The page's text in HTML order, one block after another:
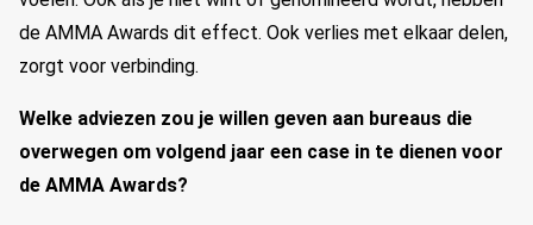
de AMMA Awards dit effect. Ook verlies met elkaar delen,
zorgt voor verbinding.
Welke adviezen zou je willen geven aan bureaus die
overwegen om volgend jaar een case in te dienen voor
de AMMA Awards?